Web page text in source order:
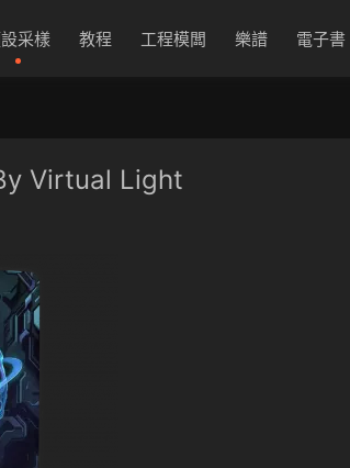
采樣 教程 工程模闆 樂譜 電子書
Virtual Light